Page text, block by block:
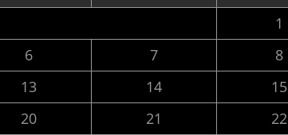
1
6 7 8
13 14 15
20 21 22